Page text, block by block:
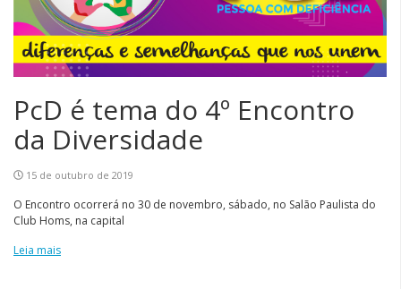
PcD é tema do 4º Encontro
da Diversidade
15 de outubro de 2019
O Encontro ocorrerá no 30 de novembro, sábado, no Salão Paulista do
Club Homs, na capital
Leia mais